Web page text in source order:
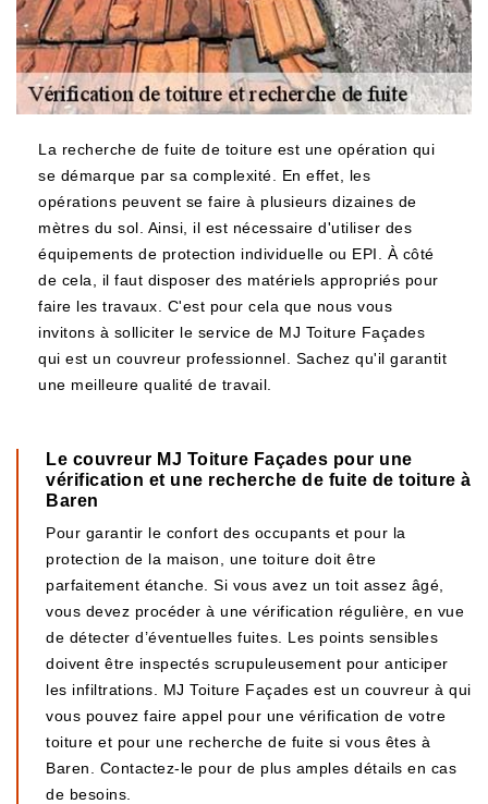
La recherche de fuite de toiture est une opération qui
se démarque par sa complexité. En effet, les
opérations peuvent se faire à plusieurs dizaines de
mètres du sol. Ainsi, il est nécessaire d'utiliser des
équipements de protection individuelle ou EPI. À côté
de cela, il faut disposer des matériels appropriés pour
faire les travaux. C'est pour cela que nous vous
invitons à solliciter le service de MJ Toiture Façades
qui est un couvreur professionnel. Sachez qu'il garantit
une meilleure qualité de travail.
Le couvreur MJ Toiture Façades pour une
vérification et une recherche de fuite de toiture à
Baren
Pour garantir le confort des occupants et pour la
protection de la maison, une toiture doit être
parfaitement étanche. Si vous avez un toit assez âgé,
vous devez procéder à une vérification régulière, en vue
de détecter d’éventuelles fuites. Les points sensibles
doivent être inspectés scrupuleusement pour anticiper
les infiltrations. MJ Toiture Façades est un couvreur à qui
vous pouvez faire appel pour une vérification de votre
toiture et pour une recherche de fuite si vous êtes à
Baren. Contactez-le pour de plus amples détails en cas
de besoins.